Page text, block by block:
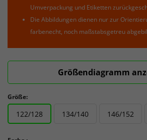
Umverpackung und Etiketten
Die Abbildungen dienen nur zur
farbenecht, noch maßstabsgetreu
Größendiagramm
Größe:
122/128 134/140 146/152